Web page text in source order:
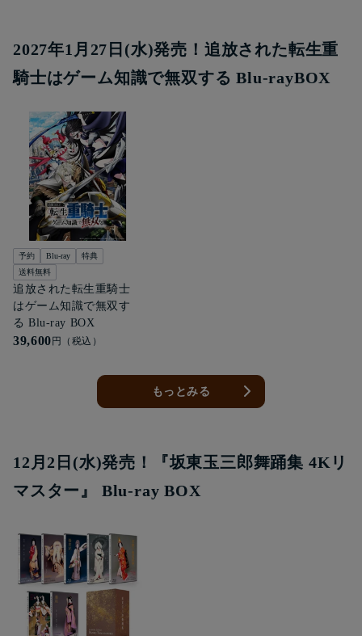
2027年1月27日(水)発売！追放された転生重
騎士はゲーム知識で無双する Blu-rayBOX
予約 Blu-ray
特典
送料無料
追放された転生重騎士
はゲーム知識で無双す
る Blu-ray BOX
39,600円（税込）
もっとみる
12月2日(水)発売！『坂東玉三郎舞踊集 4Kリ
マスター』 Blu-ray BOX